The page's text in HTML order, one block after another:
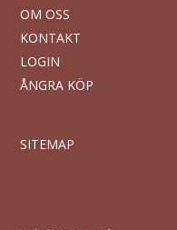
OM OSS
KONTAKT
LOGIN
ÅNGRA KÖP
SITEMAP